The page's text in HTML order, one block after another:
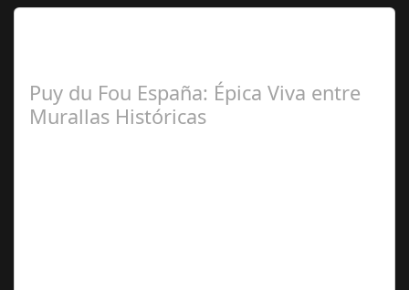
Puy du Fou España: Épica Viva entre
Murallas Históricas